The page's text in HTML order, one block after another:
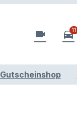
videocam directions_car11
Gutscheinshop